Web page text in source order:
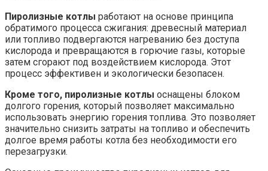
Пиролизные котлы работают на основе принципа
обратимого процесса сжигания: древесный материал
или топливо подвергаются нагреванию без доступа
кислорода и превращаются в горючие газы, которые
затем сгорают под воздействием кислорода. Этот
процесс эффективен и экологически безопасен.
Кроме того, пиролизные котлы оснащены блоком
долгого горения, который позволяет максимально
использовать энергию горения топлива. Это позволяет
значительно снизить затраты на топливо и обеспечить
долгое время работы котла без необходимости его
перезагрузки.